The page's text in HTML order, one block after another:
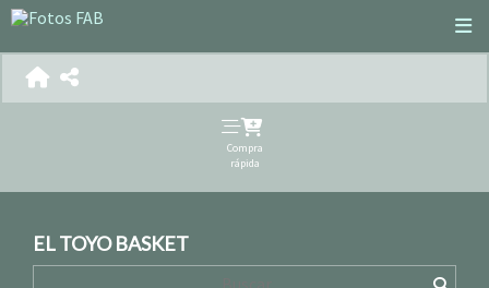
Compra
rápida
EL TOYO BASKET